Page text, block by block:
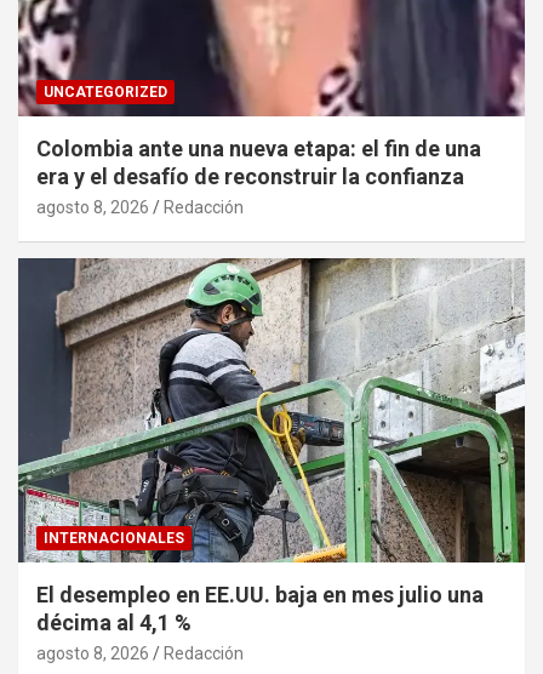
UNCATEGORIZED
Colombia ante una nueva etapa: el fin de una
era y el desafío de reconstruir la confianza
agosto 8, 2026 Redacción
INTERNACIONALES
El desempleo en EE.UU. baja en mes julio una
décima al 4,1 %
agosto 8, 2026 Redacción